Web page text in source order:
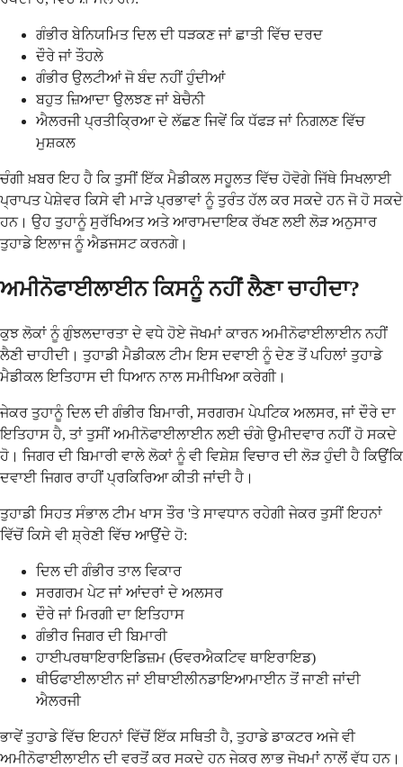
ਗੰਭੀਰ ਬੇਨਿਯਮਿਤ ਦਿਲ ਦੀ ਧੜਕਣ ਜਾਂ ਛਾਤੀ ਵਿੱਚ ਦਰਦ
ਦੌਰੇ ਜਾਂ ਤੌਹਲੇ
ਗੰਭੀਰ ਉਲਟੀਆਂ ਜੋ ਬੰਦ ਨਹੀਂ ਹੁੰਦੀਆਂ
ਬਹੁਤ ਜ਼ਿਆਦਾ ਉਲਝਣ ਜਾਂ ਬੇਚੈਨੀ
ਐਲਰਜੀ ਪ੍ਰਤੀਕ੍ਰਿਆ ਦੇ ਲੱਛਣ ਜਿਵੇਂ ਕਿ ਧੱਫੜ ਜਾਂ ਨਿਗਲਣ ਵਿੱਚ
ਮੁਸ਼ਕਲ
ਚੰਗੀ ਖ਼ਬਰ ਇਹ ਹੈ ਕਿ ਤੁਸੀਂ ਇੱਕ ਮੈਡੀਕਲ ਸਹੂਲਤ ਵਿੱਚ ਹੋਵੋਗੇ ਜਿੱਥੇ ਸਿਖਲਾਈ
ਪ੍ਰਾਪਤ ਪੇਸ਼ੇਵਰ ਕਿਸੇ ਵੀ ਮਾੜੇ ਪ੍ਰਭਾਵਾਂ ਨੂੰ ਤੁਰੰਤ ਹੱਲ ਕਰ ਸਕਦੇ ਹਨ ਜੋ ਹੋ ਸਕਦੇ
ਹਨ। ਉਹ ਤੁਹਾਨੂੰ ਸੁਰੱਖਿਅਤ ਅਤੇ ਆਰਾਮਦਾਇਕ ਰੱਖਣ ਲਈ ਲੋੜ ਅਨੁਸਾਰ
ਤੁਹਾਡੇ ਇਲਾਜ ਨੂੰ ਐਡਜਸਟ ਕਰਨਗੇ।
ਅਮੀਨੋਫਾਈਲਾਈਨ ਕਿਸਨੂੰ ਨਹੀਂ ਲੈਣਾ ਚਾਹੀਦਾ?
ਕੁਝ ਲੋਕਾਂ ਨੂੰ ਗੁੰਝਲਦਾਰਤਾ ਦੇ ਵਧੇ ਹੋਏ ਜੋਖਮਾਂ ਕਾਰਨ ਅਮੀਨੋਫਾਈਲਾਈਨ ਨਹੀਂ
ਲੈਣੀ ਚਾਹੀਦੀ। ਤੁਹਾਡੀ ਮੈਡੀਕਲ ਟੀਮ ਇਸ ਦਵਾਈ ਨੂੰ ਦੇਣ ਤੋਂ ਪਹਿਲਾਂ ਤੁਹਾਡੇ
ਮੈਡੀਕਲ ਇਤਿਹਾਸ ਦੀ ਧਿਆਨ ਨਾਲ ਸਮੀਖਿਆ ਕਰੇਗੀ।
ਜੇਕਰ ਤੁਹਾਨੂੰ ਦਿਲ ਦੀ ਗੰਭੀਰ ਬਿਮਾਰੀ, ਸਰਗਰਮ ਪੇਪਟਿਕ ਅਲਸਰ, ਜਾਂ ਦੌਰੇ ਦਾ
ਇਤਿਹਾਸ ਹੈ, ਤਾਂ ਤੁਸੀਂ ਅਮੀਨੋਫਾਈਲਾਈਨ ਲਈ ਚੰਗੇ ਉਮੀਦਵਾਰ ਨਹੀਂ ਹੋ ਸਕਦੇ
ਹੋ। ਜਿਗਰ ਦੀ ਬਿਮਾਰੀ ਵਾਲੇ ਲੋਕਾਂ ਨੂੰ ਵੀ ਵਿਸ਼ੇਸ਼ ਵਿਚਾਰ ਦੀ ਲੋੜ ਹੁੰਦੀ ਹੈ ਕਿਉਂਕਿ
ਦਵਾਈ ਜਿਗਰ ਰਾਹੀਂ ਪ੍ਰਕਿਰਿਆ ਕੀਤੀ ਜਾਂਦੀ ਹੈ।
ਤੁਹਾਡੀ ਸਿਹਤ ਸੰਭਾਲ ਟੀਮ ਖਾਸ ਤੌਰ 'ਤੇ ਸਾਵਧਾਨ ਰਹੇਗੀ ਜੇਕਰ ਤੁਸੀਂ ਇਹਨਾਂ
ਵਿੱਚੋਂ ਕਿਸੇ ਵੀ ਸ਼੍ਰੇਣੀ ਵਿੱਚ ਆਉਂਦੇ ਹੋ:
ਦਿਲ ਦੀ ਗੰਭੀਰ ਤਾਲ ਵਿਕਾਰ
ਸਰਗਰਮ ਪੇਟ ਜਾਂ ਆਂਦਰਾਂ ਦੇ ਅਲਸਰ
ਦੌਰੇ ਜਾਂ ਮਿਰਗੀ ਦਾ ਇਤਿਹਾਸ
ਗੰਭੀਰ ਜਿਗਰ ਦੀ ਬਿਮਾਰੀ
ਹਾਈਪਰਥਾਇਰਾਇਡਿਜ਼ਮ (ਓਵਰਐਕਟਿਵ ਥਾਇਰਾਇਡ)
ਥੀਓਫਾਈਲਾਈਨ ਜਾਂ ਈਥਾਈਲੀਨਡਾਇਆਮਾਈਨ ਤੋਂ ਜਾਣੀ ਜਾਂਦੀ
ਐਲਰਜੀ
ਭਾਵੇਂ ਤੁਹਾਡੇ ਵਿੱਚ ਇਹਨਾਂ ਵਿੱਚੋਂ ਇੱਕ ਸਥਿਤੀ ਹੈ, ਤੁਹਾਡੇ ਡਾਕਟਰ ਅਜੇ ਵੀ
ਅਮੀਨੋਫਾਈਲਾਈਨ ਦੀ ਵਰਤੋਂ ਕਰ ਸਕਦੇ ਹਨ ਜੇਕਰ ਲਾਭ ਜੋਖਮਾਂ ਨਾਲੋਂ ਵੱਧ ਹਨ।